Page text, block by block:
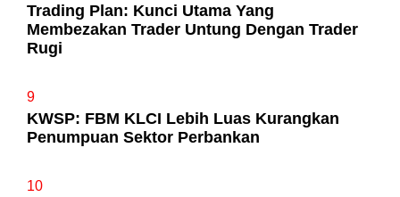
Trading Plan: Kunci Utama Yang
Membezakan Trader Untung Dengan Trader
Rugi
9
KWSP: FBM KLCI Lebih Luas Kurangkan
Penumpuan Sektor Perbankan
10